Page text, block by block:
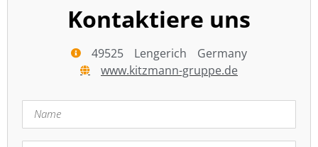
Kontaktiere uns
49525 Lengerich
Germany
www.kitzmann-gruppe.de